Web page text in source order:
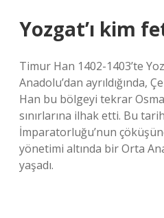
Yozgat’ı kim
Timur Han 1402-1403’te
Anadolu’dan ayrıldığında,
Han bu bölgeyi tekrar
sınırlarına ilhak etti. Bu
İmparatorluğu’nun
yönetimi altında bir Orta
yaşadı.